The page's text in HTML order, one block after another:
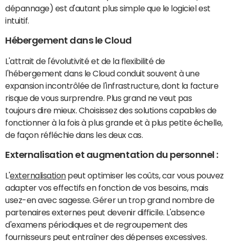
dépannage) est d'autant plus simple que le logiciel est
intuitif.
Hébergement dans le Cloud
L'attrait de l'évolutivité et de la flexibilité de
l'hébergement dans le Cloud conduit souvent à une
expansion incontrôlée de l'infrastructure, dont la facture
risque de vous surprendre. Plus grand ne veut pas
toujours dire mieux. Choisissez des solutions capables de
fonctionner à la fois à plus grande et à plus petite échelle,
de façon réfléchie dans les deux cas.
Externalisation et augmentation du personnel :
L'externalisationpeut optimiser les coûts, car vous pouvez
adapter vos effectifs en fonction de vos besoins, mais
usez-en avec sagesse. Gérer un trop grand nombre de
partenaires externes peut devenir difficile. L'absence
d'examens périodiques et de regroupement des
fournisseurs peut entraîner des dépenses excessives.